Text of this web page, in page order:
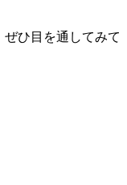
ひ目を通してみて